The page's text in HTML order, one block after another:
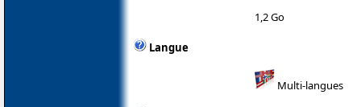
1,2 Go
Langue
Multi-langues